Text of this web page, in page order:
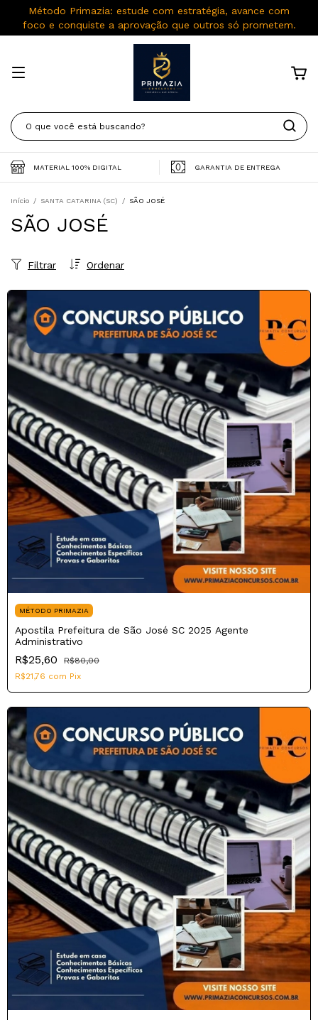
Método Primazia: estude com estratégia, avance com
foco e conquiste a aprovação que outros só prometem.
MATERIAL 100% DIGITAL GARANTIA DE ENTREGA
Início / SANTA CATARINA (SC) / SÃO JOSÉ
SÃO JOSÉ
Ordenar
Filtrar
MÉTODO PRIMAZIA
Apostila Prefeitura de São José SC 2025 Agente
Administrativo
R$25,60
R$80,00
R$21,76 com Pix